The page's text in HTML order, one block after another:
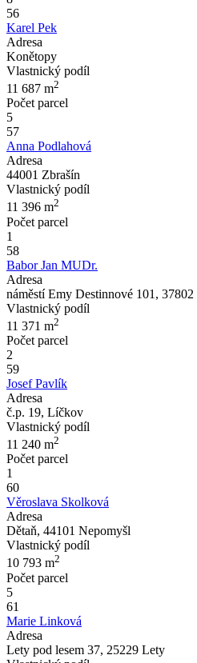
56
Karel Pek
Adresa
Konětopy
Vlastnický podíl
11 687 m2
Počet parcel
5
57
Anna Podlahová
Adresa
44001 Zbrašín
Vlastnický podíl
11 396 m2
Počet parcel
1
58
Babor Jan MUDr.
Adresa
náměstí Emy Destinnové 101,
Vlastnický podíl
11 371 m2
Počet parcel
2
59
Josef Pavlík
Adresa
č.p. 19, Líčkov
Vlastnický podíl
11 240 m2
Počet parcel
1
60
Věroslava Skolková
Adresa
Dětaň, 44101 Nepomyšl
Vlastnický podíl
10 793 m2
Počet parcel
5
61
Marie Linková
Adresa
Lety pod lesem 37, 25229 Lety